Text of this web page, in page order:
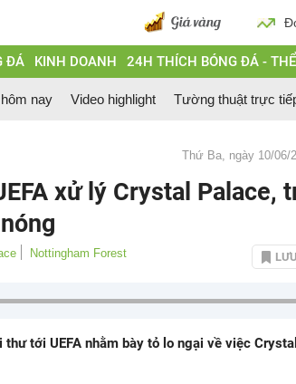
ĐÁ KINH DOANH 24H THÍCH BÓNG ĐÁ -
nay Video highlight Tường thuật trực
Thứ Ba, ngày 10/06/
xử lý Crystal Palace,
Nottingham Forest
tới UEFA nhằm bày tỏ lo ngại về việc